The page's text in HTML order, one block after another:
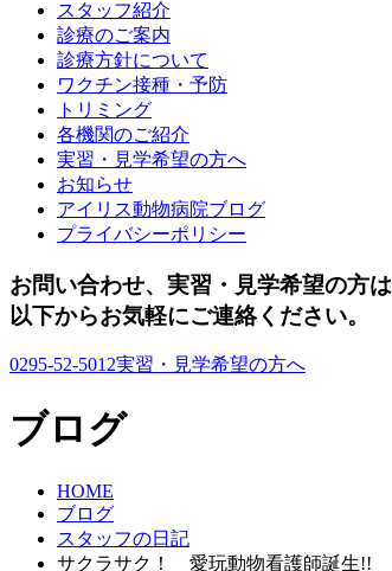
スタッフ紹介
診療のご案内
診療方針について
ワクチン接種・予防
トリミング
各機関のご紹介
実習・見学希望の方へ
お知らせ
アイリス動物病院ブログ
プライバシーポリシー
お問い合わせ、実習・見学希望の方は
以下からお気軽にご連絡ください。
0295-52-5012実習・見学希望の方へ
ブログ
HOME
ブログ
スタッフの日記
サクラサク！ 愛玩動物看護師誕生!!